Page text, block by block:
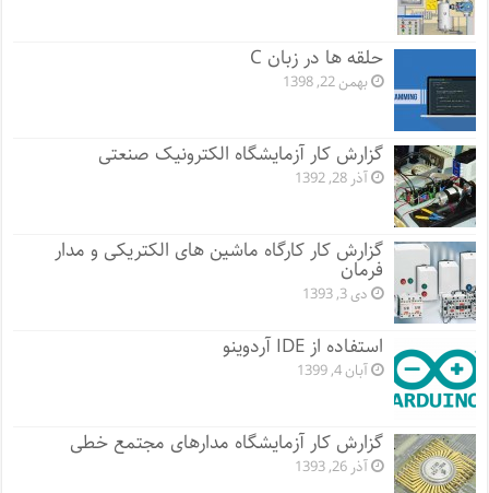
حلقه ها در زبان C
بهمن 22, 1398
گزارش کار آزمایشگاه الکترونیک صنعتی
آذر 28, 1392
گزارش کار کارگاه ماشین های الکتریکی و مدار
فرمان
دی 3, 1393
استفاده از IDE آردوینو
آبان 4, 1399
گزارش کار آزمایشگاه مدارهای مجتمع خطی
آذر 26, 1393